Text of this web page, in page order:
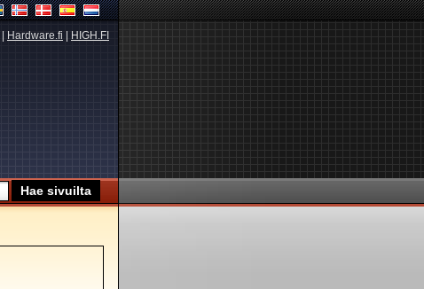
Hardware.fi HIGH.FI